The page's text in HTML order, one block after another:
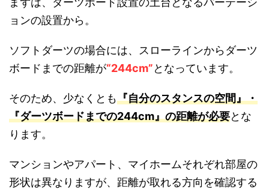
ョンの設置から。
ソフトダーツの場合には、スローラインからダーツ
ボードまでの距離が“244cm”となっています。
そのため、少なくとも『自分のスタンスの空間』・
『ダーツボードまでの244cm』の距離が必要とな
ります。
マンションやアパート、マイホームそれぞれ部屋の
形状は異なりますが、距離が取れる方向を確認する